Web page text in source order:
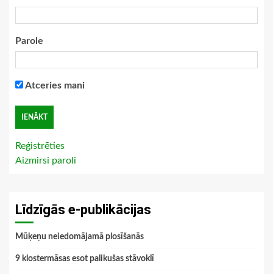
Parole
Atceries mani
Reģistrēties
Aizmirsi paroli
Līdzīgās e-publikācijas
Mūķeņu neiedomājamā plosīšanās
9 klostermāsas esot palikušas stāvoklī